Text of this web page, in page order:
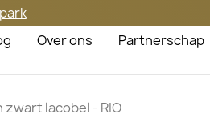
Over ons
Partnerschap
lacobel - RIO